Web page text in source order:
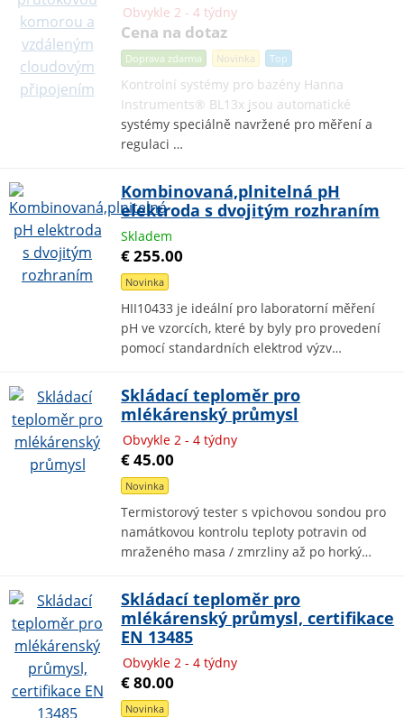
Obvykle 2 - 4 týdny
Cena na dotaz
Doprava zdarma Novinka Top
Kontrolní systémy pro bazény Hanna
Instruments® BL13x jsou automatické
systémy speciálně navržené pro měření a
regulaci …
Kombinovaná,plnitelná pH
elektroda s dvojitým rozhraním
Skladem
€ 255.00
Novinka
HII10433 je ideální pro laboratorní měření
pH ve vzorcích, které by byly pro provedení
pomocí standardních elektrod výzv…
Skládací teploměr pro
mlékárenský průmysl
Obvykle 2 - 4 týdny
€ 45.00
Novinka
Termistorový tester s vpichovou sondou pro
namátkovou kontrolu teploty potravin od
mraženého masa / zmrzliny až po horký…
Skládací teploměr pro
mlékárenský průmysl, certifikace
EN 13485
Obvykle 2 - 4 týdny
€ 80.00
Novinka